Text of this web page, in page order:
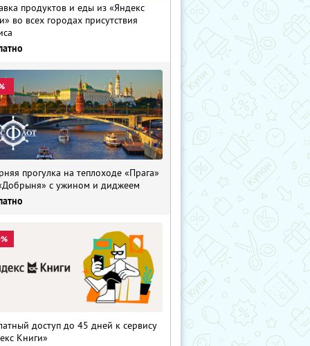
продуктов и еды из «Яндекс
во всех городах присутствия
прогулка на теплоходе «Прага»
с ужином и диджеем
доступ до 45 дней к сервису
Книги»